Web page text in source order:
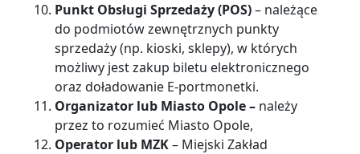
Punkt Obsługi Sprzedaży (POS)– należące
do podmiotów zewnętrznych punkty
sprzedaży (np. kioski, sklepy), w których
możliwy jest zakup biletu elektronicznego
oraz doładowanie E-portmonetki.
Organizator lub Miasto Opole – należy
przez to rozumieć Miasto Opole,
Operator lub MZK– Miejski Zakład